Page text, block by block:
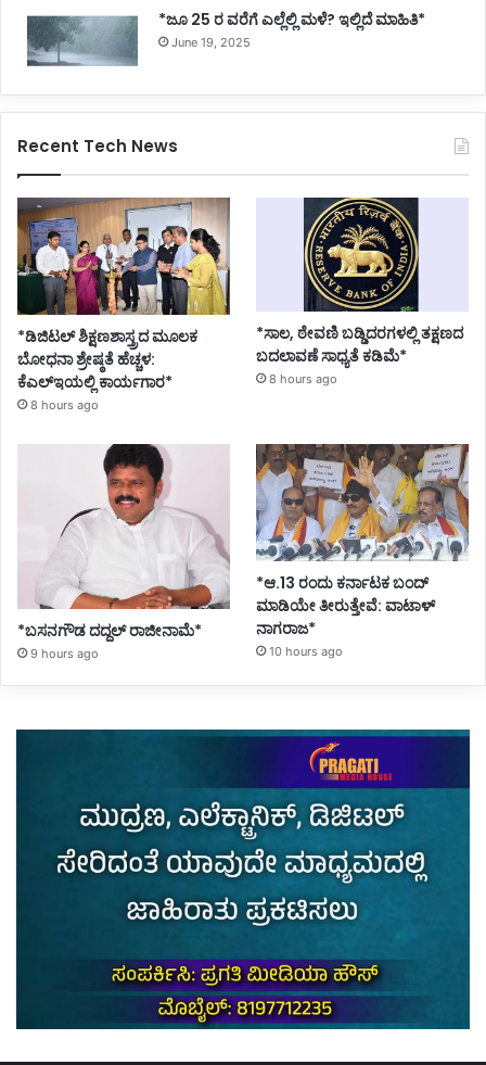
m
*ಜೂ 25 ರ ವರೆಗೆ ಎಲ್ಲೆಲ್ಲಿ ಮಳೆ? ಇಲ್ಲಿದೆ ಮಾಹಿತಿ*
June 19, 2025
Recent Tech News
*ಡಿಜಿಟಲ್ ಶಿಕ್ಷಣಶಾಸ್ತ್ರದ ಮೂಲಕ
ಬೋಧನಾ ಶ್ರೇಷ್ಠತೆ ಹೆಚ್ಚಳ:
ಕೆಎಲ್ಇಯಲ್ಲಿ ಕಾರ್ಯಗಾರ*
8 hours ago
*ಸಾಲ, ಠೇವಣಿ ಬಡ್ಡಿದರಗಳಲ್ಲಿ ತಕ್ಷಣದ
ಬದಲಾವಣೆ ಸಾಧ್ಯತೆ ಕಡಿಮೆ*
8 hours ago
*ಬಸನಗೌಡ ದದ್ದಲ್‌ ರಾಜೀನಾಮೆ*
9 hours ago
*ಆ.13 ರಂದು ಕರ್ನಾಟಕ ಬಂದ್
ಮಾಡಿಯೇ ತೀರುತ್ತೇವೆ: ವಾಟಾಳ್
ನಾಗರಾಜ*
10 hours ago